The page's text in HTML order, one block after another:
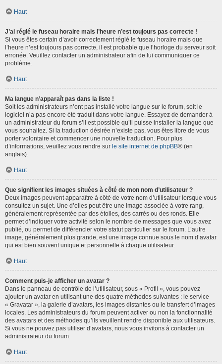
Haut
J’ai réglé le fuseau horaire mais l’heure n’est toujours pas correcte !
Si vous êtes certain d’avoir correctement réglé le fuseau horaire mais que
l’heure n’est toujours pas correcte, il est probable que l’horloge du serveur soit
erronée. Veuillez contacter un administrateur afin de lui communiquer ce
problème.
Haut
Ma langue n’apparaît pas dans la liste !
Soit les administrateurs n’ont pas installé votre langue sur le forum, soit le
logiciel n’a pas encore été traduit dans votre langue. Essayez de demander à
un administrateur du forum s’il est possible qu’il puisse installer la langue que
vous souhaitez. Si la traduction désirée n’existe pas, vous êtes libre de vous
porter volontaire et commencer une nouvelle traduction. Pour plus
d’informations, veuillez vous rendre sur le site internet de phpBB® (en
anglais).
Haut
Que signifient les images situées à côté de mon nom d’utilisateur ?
Deux images peuvent apparaître à côté de votre nom d’utilisateur lorsque vous
consultez un sujet. Une d’elles peut être une image associée à votre rang,
généralement représentée par des étoiles, des carrés ou des ronds. Elle
permet d’indiquer votre activité selon le nombre de messages que vous avez
publié, ou permet de différencier votre statut particulier sur le forum. L’autre
image, généralement plus grande, est une image connue sous le nom d’avatar
qui est bien souvent unique et personnelle à chaque utilisateur.
Haut
Comment puis-je afficher un avatar ?
Dans le panneau de contrôle de l’utilisateur, sous « Profil », vous pouvez
ajouter un avatar en utilisant une des quatre méthodes suivantes : le service
« Gravatar », la galerie d’avatars, les images distantes ou le transfert d’images
locales. Les administrateurs du forum peuvent activer ou non la fonctionnalité
des avatars et des méthodes qu’ils veuillent rendre disponible aux utilisateurs.
Si vous ne pouvez pas utiliser d’avatars, nous vous invitons à contacter un
administrateur du forum.
Haut